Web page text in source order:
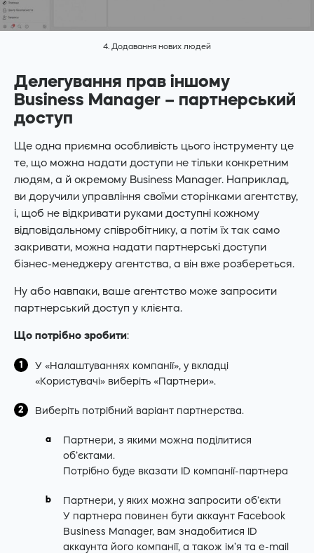
4. Додавання нових людей
Делегування прав іншому
Business Manager – партнерський
доступ
Ще одна приємна особливість цього інструменту це
те, що можна надати доступи не тільки конкретним
людям, а й окремому Business Manager. Наприклад,
ви доручили управління своїми сторінками агентству,
і, щоб не відкривати руками доступні кожному
відповідальному співробітнику, а потім їх так само
закривати, можна надати партнерські доступи
бізнес-менеджеру агентства, а він вже розбереться.
Ну або навпаки, ваше агентство може запросити
партнерський доступ у клієнта.
Що потрібно зробити:
У «Налаштуваннях компанії», у вкладці
«Користувачі» виберіть «Партнери».
Виберіть потрібний варіант партнерства.
Партнери, з якими можна поділитися
об’єктами.
Потрібно буде вказати ID компанії-партнера
Партнери, у яких можна запросити об’єкти
У партнера повинен бути аккаунт Facebook
Business Manager, вам знадобитися ID
аккаунта його компанії, а також ім’я та e-mail